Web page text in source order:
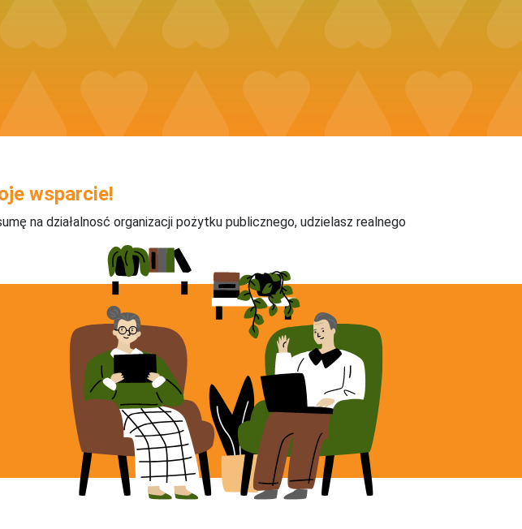
wsparcie!
na działalnosć organizacji pożytku publicznego, udzielasz realnego